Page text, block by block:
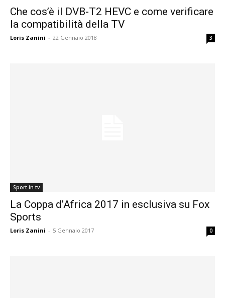
Che cos’è il DVB-T2 HEVC e come verificare
la compatibilità della TV
Loris Zanini - 22 Gennaio 2018 3
Sport in tv
La Coppa d’Africa 2017 in esclusiva su Fox
Sports
Loris Zanini - 5 Gennaio 2017 0